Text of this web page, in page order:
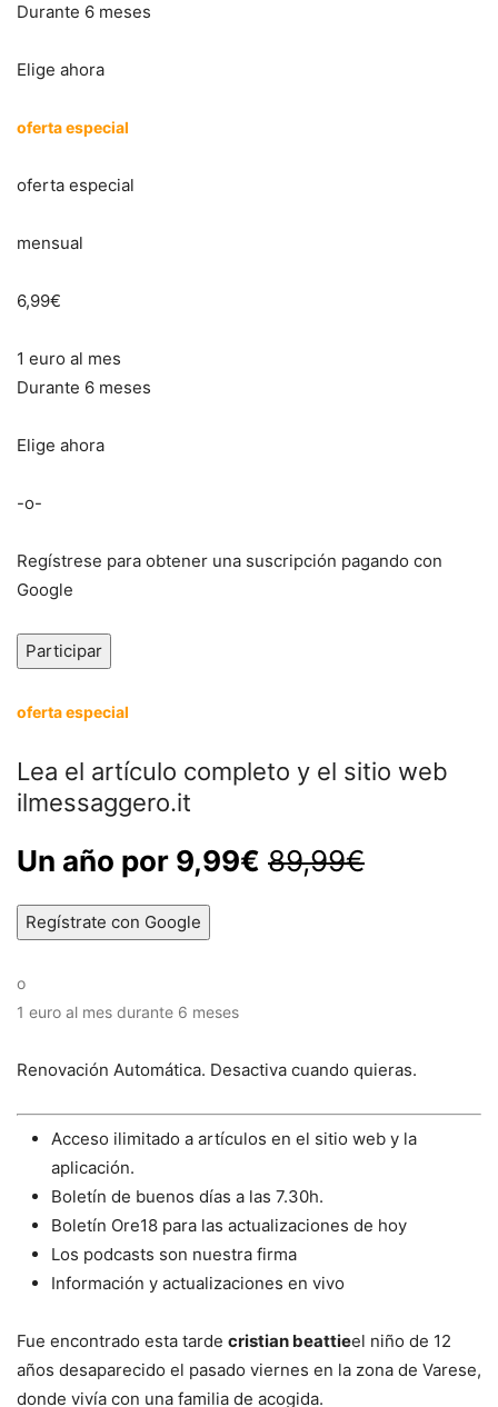
Durante 6 meses
Elige ahora
oferta especial
oferta especial
mensual
6,99€
1 euro al mes
Durante 6 meses
Elige ahora
-o-
Regístrese para obtener una suscripción pagando con
Google
Participar
oferta especial
Lea el artículo completo y el sitio web
ilmessaggero.it
Un año por 9,99€ 89,99€
Regístrate con Google
o
1 euro al mes durante 6 meses
Renovación Automática. Desactiva cuando quieras.
Acceso ilimitado a artículos en el sitio web y la
aplicación.
Boletín de buenos días a las 7.30h.
Boletín Ore18 para las actualizaciones de hoy
Los podcasts son nuestra firma
Información y actualizaciones en vivo
Fue encontrado esta tarde cristian beattieel niño de 12
años desaparecido el pasado viernes en la zona de Varese,
donde vivía con una familia de acogida.